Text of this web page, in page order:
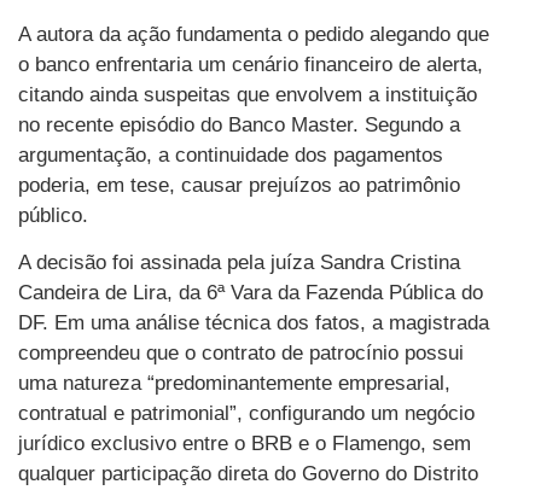
A autora da ação fundamenta o pedido alegando que
o banco enfrentaria um cenário financeiro de alerta,
citando ainda suspeitas que envolvem a instituição
no recente episódio do Banco Master. Segundo a
argumentação, a continuidade dos pagamentos
poderia, em tese, causar prejuízos ao patrimônio
público.
A decisão foi assinada pela juíza Sandra Cristina
Candeira de Lira, da 6ª Vara da Fazenda Pública do
DF. Em uma análise técnica dos fatos, a magistrada
compreendeu que o contrato de patrocínio possui
uma natureza “predominantemente empresarial,
contratual e patrimonial”, configurando um negócio
jurídico exclusivo entre o BRB e o Flamengo, sem
qualquer participação direta do Governo do Distrito